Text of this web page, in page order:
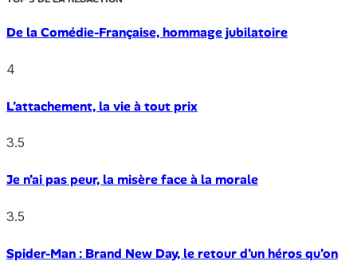
De la Comédie-Française, hommage jubilatoire
4
L’attachement, la vie à tout prix
3.5
Je n’ai pas peur, la misère face à la morale
3.5
Spider-Man : Brand New Day, le retour d’un héros qu’on